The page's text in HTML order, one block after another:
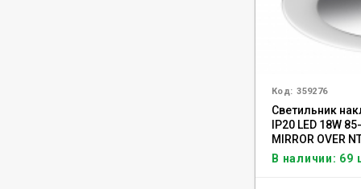
Код: 359276
Светильник
IP20 LED 18W
MIRROR OVER
В наличии: 69